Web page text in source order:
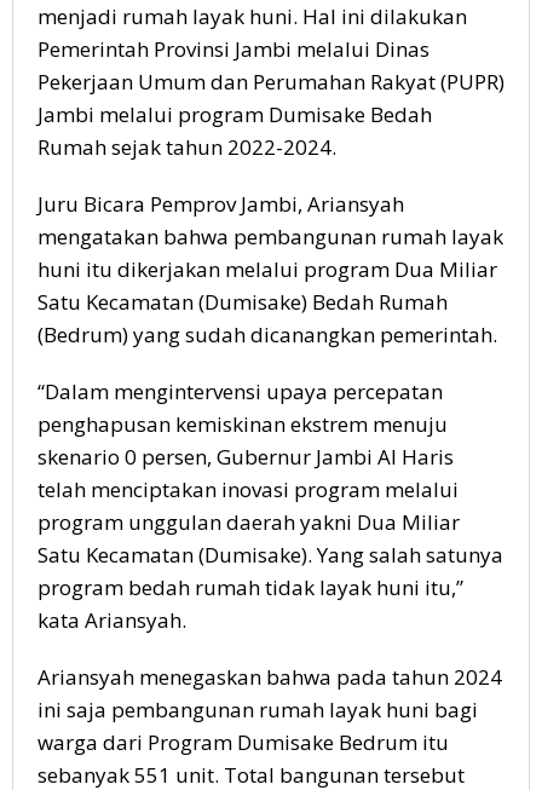
menjadi rumah layak huni. Hal ini dilakukan
Pemerintah Provinsi Jambi melalui Dinas
Pekerjaan Umum dan Perumahan Rakyat (PUPR)
Jambi melalui program Dumisake Bedah
Rumah sejak tahun 2022-2024.
Juru Bicara Pemprov Jambi, Ariansyah
mengatakan bahwa pembangunan rumah layak
huni itu dikerjakan melalui program Dua Miliar
Satu Kecamatan (Dumisake) Bedah Rumah
(Bedrum) yang sudah dicanangkan pemerintah.
“Dalam mengintervensi upaya percepatan
penghapusan kemiskinan ekstrem menuju
skenario 0 persen, Gubernur Jambi Al Haris
telah menciptakan inovasi program melalui
program unggulan daerah yakni Dua Miliar
Satu Kecamatan (Dumisake). Yang salah satunya
program bedah rumah tidak layak huni itu,”
kata Ariansyah.
Ariansyah menegaskan bahwa pada tahun 2024
ini saja pembangunan rumah layak huni bagi
warga dari Program Dumisake Bedrum itu
sebanyak 551 unit. Total bangunan tersebut